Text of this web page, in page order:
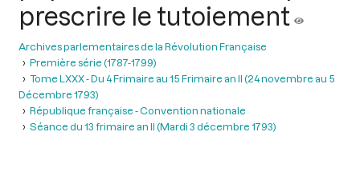
prescrire le tutoiement
Archives parlementaires de la Révolution Française
Première série (1787-1799)
Tome LXXX - Du 4 Frimaire au 15 Frimaire an II (24 novembre au 5
Décembre 1793)
République française - Convention nationale
Séance du 13 frimaire an II (Mardi 3 décembre 1793)